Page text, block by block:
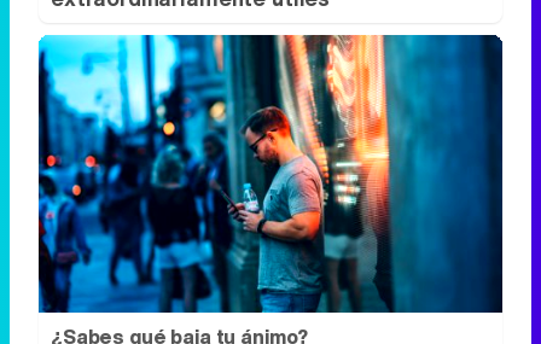
¿Sabes qué baja tu ánimo?